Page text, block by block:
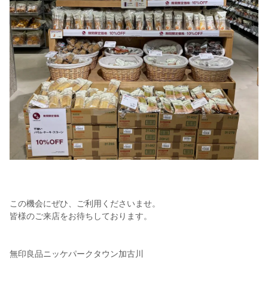
この機会にぜひ、ご利用くださいませ。
皆様のご来店をお待ちしております。
無印良品ニッケパークタウン加古川